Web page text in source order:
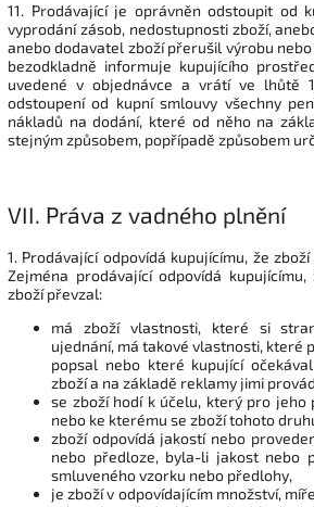
11. Prodávající je oprávněn odstoupit od
vyprodání zásob, nedostupnosti zboží,
anebo dodavatel zboží přerušil výrobu
bezodkladně informuje kupujícího
uvedené v objednávce a vrátí ve lhůtě
odstoupení od kupní smlouvy všechny
nákladů na dodání, které od něho na
stejným způsobem, popřípadě způsobem
VII. Práva z vadného plnění
1. Prodávající odpovídá kupujícímu, že
Zejména prodávající odpovídá
zboží převzal:
má zboží vlastnosti, které si
ujednání, má takové vlastnosti, které
popsal nebo které kupující
zboží a na základě reklamy jimi
se zboží hodí k účelu, který pro jeho
nebo ke kterému se zboží tohoto
zboží odpovídá jakostí nebo
nebo předloze, byla-li jakost nebo
smluveného vzorku nebo předlohy,
je zboží v odpovídajícím množství,